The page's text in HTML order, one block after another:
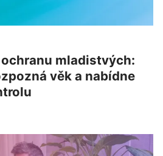
mladistvých:
věk a nabídne